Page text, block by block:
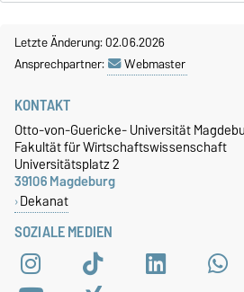
Letzte Änderung: 02.06.2026
Ansprechpartner:
Webmaster
SOZIALE MEDIEN
KONTAKT
Otto-von-Guericke- Universität
Fakultät für Wirtschaftswissenschaft
Universitätsplatz 2
39106 Magdeburg
Dekanat